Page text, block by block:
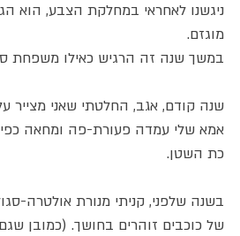
ניגשנו לאחראי במחלקת הצבע, הוא
מוגזם.
במשך שנה זה הרגיש כאילו משפחת
שנה קודם, אגב, החלטתי שאני מצייר
אמא שלי עמדה פעורת-פה ומחאה
כת השטן.
בשנה שלפני, קניתי מנורת אולטרה-
של כוכבים זוהרים בחושך. (כמובן